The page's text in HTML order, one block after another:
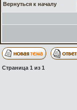
Вернуться к началу
Страница 1 из 1